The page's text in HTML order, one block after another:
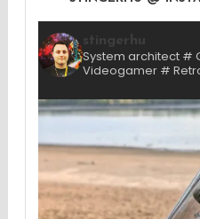
System architect #
Videogamer #